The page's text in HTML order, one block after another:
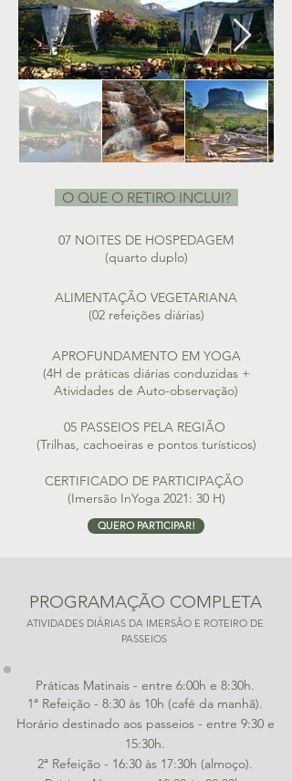
PROGRAMAÇÃO COMPLETA
ATIVIDADES DIÁRIAS DA IMERSÃO E ROTEIRO DE
PASSEIOS
Práticas Matinais - entre 6:00h e 8:30h.
1ª Refeição - 8:30 às 10h (café da manhã).
Horário destinado aos passeios - entre 9:30 e
15:30h.
2ª Refeição - 16:30 às 17:30h (almoço).
O QUE O RETIRO INCLUI?
07 NOITES DE HOSPEDAGEM
(quarto duplo)
ALIMENTAÇÃO VEGETARIANA
(02 refeições diárias)
APROFUNDAMENTO EM YOGA
(4H de práticas diárias conduzidas +
Atividades de Auto-observação)
05 PASSEIOS PELA REGIÃO
(Trilhas, cachoeiras e pontos turísticos)
CERTIFICADO DE PARTICIPAÇÃO
(Imersão InYoga 2021: 30 H)
QUERO PARTICIPAR!